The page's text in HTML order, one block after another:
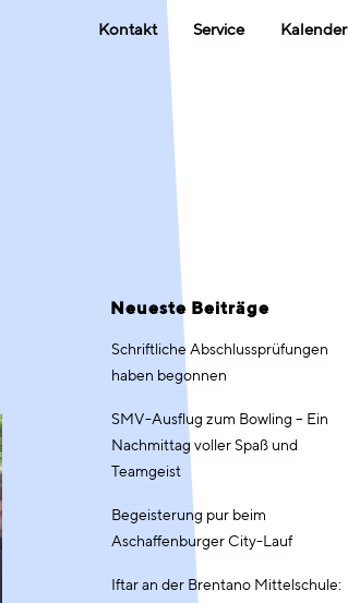
Kontakt Service Kalender
Neueste Beiträge
Schriftliche Abschlussprüfungen
haben begonnen
SMV-Ausflug zum Bowling – Ein
Nachmittag voller Spaß und
Teamgeist
Begeisterung pur beim
Aschaffenburger City-Lauf
Iftar an der Brentano Mittelschule: